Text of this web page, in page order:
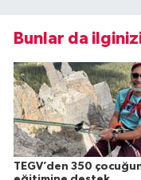
Bunlar da
TEGV’den 350